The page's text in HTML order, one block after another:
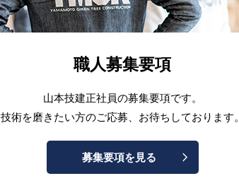
職人募集要項
山本技建正社員の募集要項です。
技術を磨きたい方のご応募、お待ちしております。
募集要項を見る